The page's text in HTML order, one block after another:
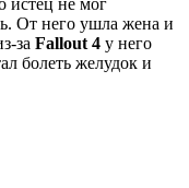
истец не мог
От него ушла жена и
за Fallout 4 у него
болеть желудок и